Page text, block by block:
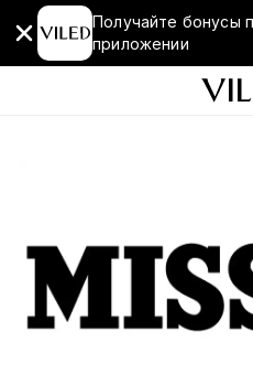
Получайте бонусы
приложении